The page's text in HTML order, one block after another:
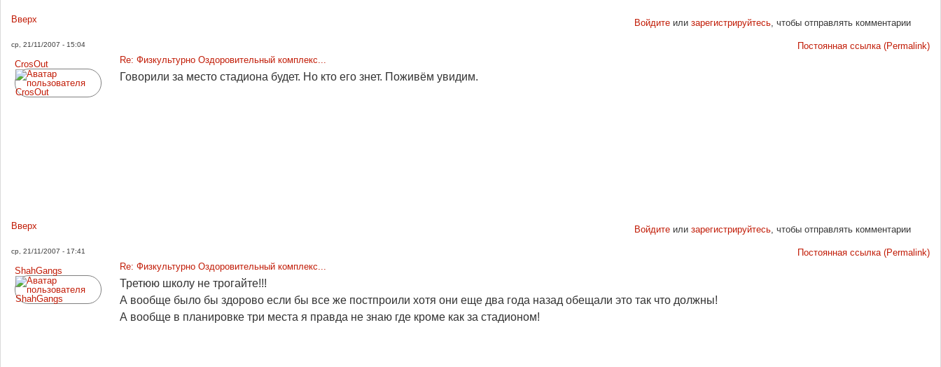
Вверх Войдитеили зарегистрируйтесь, чтобы отправлять комментарии
ср, 21/11/2007 - 15:04
Постоянная ссылка (Permalink)
CrosOut
Re: Физкультурно Оздоровительный комплекс...
Говорили за место стадиона будет. Но кто его знет. Поживём увидим.
Вверх Войдитеили зарегистрируйтесь, чтобы отправлять комментарии
ср, 21/11/2007 - 17:41
Постоянная ссылка (Permalink)
ShahGangs
Re: Физкультурно Оздоровительный комплекс...
Третюю школу не трогайте!!!
А вообще было бы здорово если бы все же постпроили хотя они еще два года назад обещали это так что должны!
А вообще в планировке три места я правда не знаю где кроме как за стадионом!